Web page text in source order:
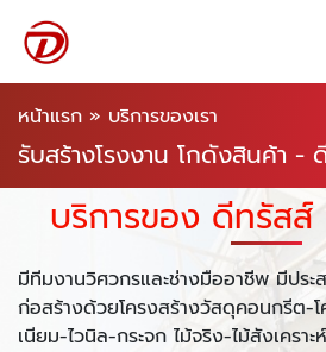
หน้าแรก » บริการของเรา
รับสร้างโรงงาน โกดังสินค้า -
บริการของ ดีทรัสส์
มีทีมงานวิศวกรและช่างมืออาชีพ มีปร
ก่อสร้างด้วยโครงสร้างวัสดุคอนกรีต-
เนียม-ไวนิล-กระจก ไม้จริง-ไม้สังเครา